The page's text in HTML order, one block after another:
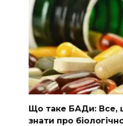
Що таке БАДи: Все,
знати про